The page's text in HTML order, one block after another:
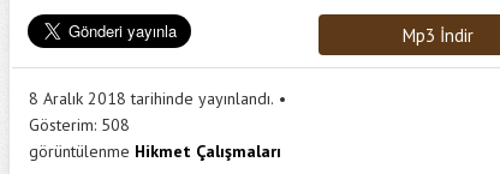
Mp3 İndir
8 Aralık 2018 tarihinde yayınlandı.
Gösterim: 508
görüntülenme Hikmet Çalışmaları